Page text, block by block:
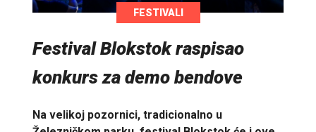
FESTIVALI
Festival Blokstok raspisao
konkurs za demo bendove
Na velikoj pozornici, tradicionalno u